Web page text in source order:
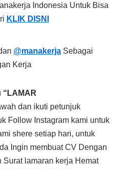
Indonesia Untuk Bisa
KLIK DISNI
@manakerja Sebagai
Kerja
“LAMAR
dan ikuti petunjuk
Follow Instagram kami untuk
shere setiap hari, untuk
Ingin membuat CV Dengan
Surat lamaran kerja Hemat